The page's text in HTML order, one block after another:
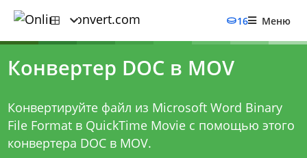
16 Меню
Конвертер DOC в MOV
Конвертируйте файл из Microsoft Word Binary
File Format в QuickTime Movie с помощью этого
конвертера DOC в MOV.